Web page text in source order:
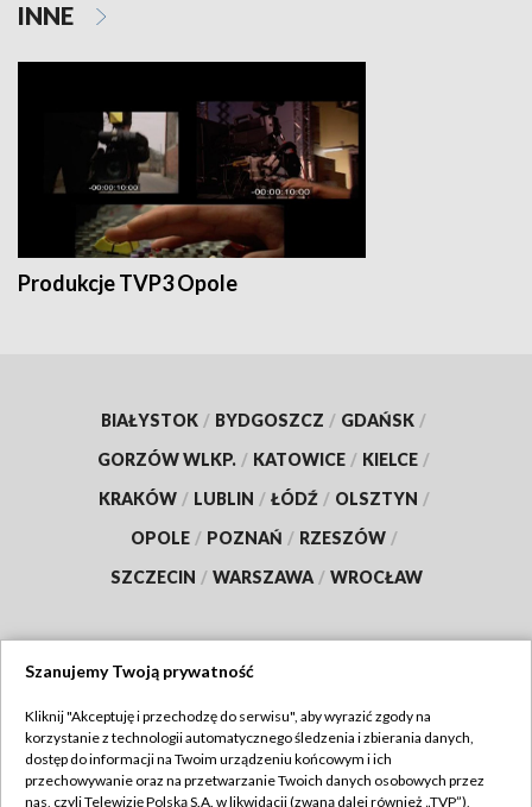
INNE
Produkcje TVP3 Opole
BIAŁYSTOK / BYDGOSZCZ / GDAŃSK /
GORZÓW WLKP. / KATOWICE / KIELCE /
KRAKÓW / LUBLIN / ŁÓDŹ / OLSZTYN /
OPOLE / POZNAŃ / RZESZÓW /
SZCZECIN / WARSZAWA / WROCŁAW
TVP
Abonament TVP
Regulamin TVP
Szanujemy Twoją prywatność
Kliknij "Akceptuję i przechodzę do serwisu", aby wyrazić zgody na
korzystanie z technologii automatycznego śledzenia i zbierania danych,
dostęp do informacji na Twoim urządzeniu końcowym i ich
przechowywanie oraz na przetwarzanie Twoich danych osobowych przez
nas, czyli Telewizję Polską S.A. w likwidacji (zwaną dalej również „TVP”),